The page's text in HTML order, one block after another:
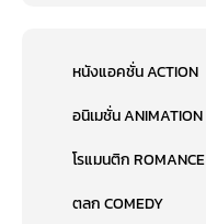
หนังแอคชั่น ACTION
อนิเมชั่น ANIMATION
โรแมนติก ROMANCE
ตลก COMEDY